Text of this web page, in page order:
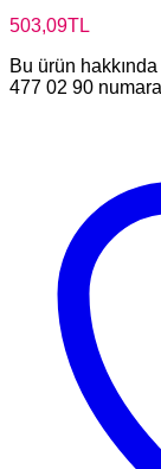
503,09TL
Bu ürün
477 02 90